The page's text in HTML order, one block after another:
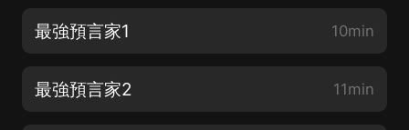
最強預言家1 10min
最強預言家2 11min